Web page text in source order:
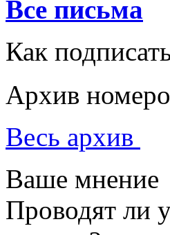
Все письма
Как
Архив
Весь архив
Ваше мнение
Проводят ли